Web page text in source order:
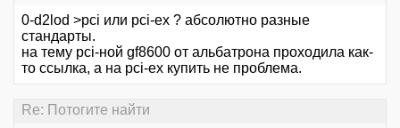
0-d2lod >pci или pci-ex ? абсолютно разные
стандарты.
на тему pci-ной gf8600 от альбатрона проходила как-
то ссылка, а на pci-ex купить не проблема.
Re: Потогите найти